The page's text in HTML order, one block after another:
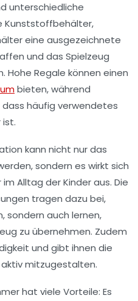
unterschiedliche
Kunststoffbehälter,
eine ausgezeichnete
und das Spielzeug
Hohe Regale können einen
bieten, während
häufig verwendetes
ist.
kann nicht nur das
sondern es wirkt sich
im Alltag der Kinder aus. Die
tragen dazu bei,
sondern auch lernen,
zu übernehmen. Zudem
und gibt ihnen die
mitzugestalten.
hat viele Vorteile: Es